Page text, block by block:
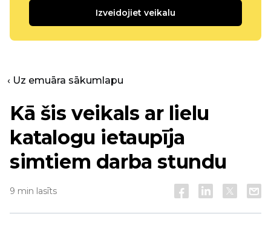
Izveidojiet veikalu
‹ Uz emuāra sākumlapu
Kā šis veikals ar lielu
katalogu ietaupīja
simtiem darba stundu
9 min lasīts